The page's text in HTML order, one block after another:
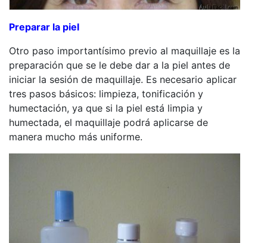
Preparar la piel
Otro paso importantísimo previo al maquillaje es la
preparación que se le debe dar a la piel antes de
iniciar la sesión de maquillaje. Es necesario aplicar
tres pasos básicos: limpieza, tonificación y
humectación, ya que si la piel está limpia y
humectada, el maquillaje podrá aplicarse de
manera mucho más uniforme.